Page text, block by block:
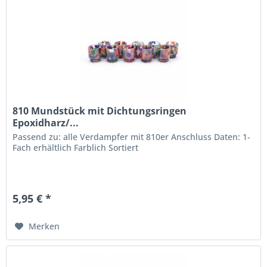
810 Mundstück mit Dichtungsringen
Epoxidharz/...
Passend zu: alle Verdampfer mit 810er Anschluss Daten: 1-
Fach erhältlich Farblich Sortiert
5,95 € *
Merken